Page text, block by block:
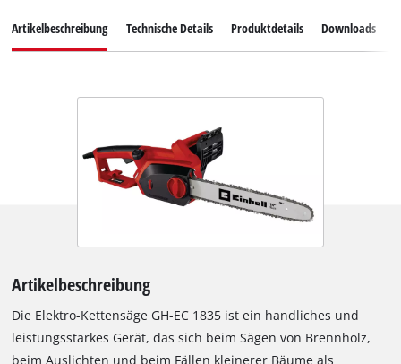
Artikelbeschreibung Technische Details Produktdetails Downloads
Artikelbeschreibung
Die Elektro-Kettensäge GH-EC 1835 ist ein handliches und
leistungsstarkes Gerät, das sich beim Sägen von Brennholz,
beim Auslichten und beim Fällen kleinerer Bäume als